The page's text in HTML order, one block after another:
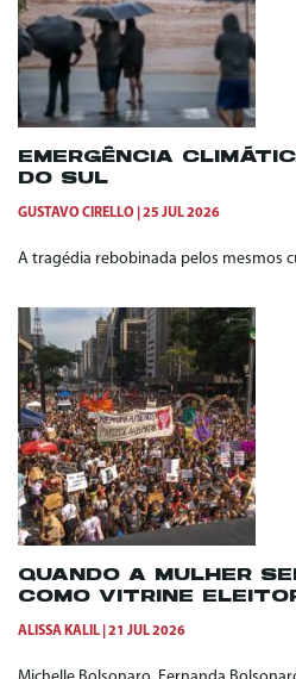
EMERGÊNCIA
DO SUL
GUSTAVO CIRELLO 25 JUL 2026
A tragédia rebobinada pelos mesmos
QUANDO A MULHER
COMO VITRINE
ALISSA KALIL 21 JUL 2026